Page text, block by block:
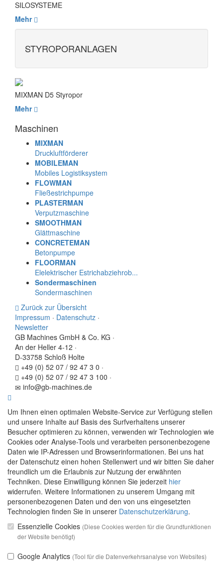
SILOSYSTEME
Mehr
STYROPORANLAGEN
MIXMAN D5 Styropor
Mehr
Maschinen
MIXMAN
Druckluftförderer
MOBILEMAN
Mobiles Logistiksystem
FLOWMAN
Fließestrichpumpe
PLASTERMAN
Verputzmaschine
SMOOTHMAN
Glättmaschine
CONCRETEMAN
Betonpumpe
FLOORMAN
Elelektrischer Estrichabziehrob...
Sondermaschinen
Sondermaschinen
Zurück zur Übersicht
Impressum · Datenschutz ·
Newsletter
GB Machines GmbH & Co. KG ·
An der Heller 4-12 ·
D-33758 Schloß Holte
+49 (0) 52 07 / 92 47 3 0 ·
+49 (0) 52 07 / 92 47 3 100 ·
info@gb-machines.de
Um Ihnen einen optimalen Website-Service zur Verfügung stellen
und unsere Inhalte auf Basis des Surfverhaltens unserer
Besucher optimieren zu können, verwenden wir Technologien wie
Cookies oder Analyse-Tools und verarbeiten personenbezogene
Daten wie IP-Adressen und Browserinformationen. Bei uns hat
der Datenschutz einen hohen Stellenwert und wir bitten Sie daher
freundlich um die Erlaubnis zur Nutzung der erwähnten
Techniken. Diese Einwilligung können Sie jederzeit hier
widerrufen. Weitere Informationen zu unserem Umgang mit
personenbezogenen Daten und den von uns eingesetzten
Technologien finden Sie in unserer Datenschutzerklärung.
Essenzielle Cookies (Diese Cookies werden für die Grundfunktionen
der Website benötigt)
Google Analytics (Tool für die Datenverkehrsanalyse von Websites)